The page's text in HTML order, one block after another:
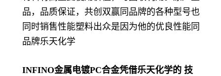
品，品质保证，共创双赢同品牌的各种型号也
同时销售性能塑料出众是因为他的优良性能同
品牌乐天化学
INFINO金属电镀PC合金凭借乐天化学的 技